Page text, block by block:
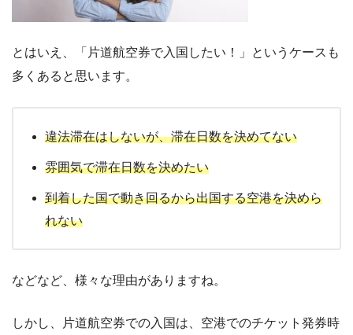
とはいえ、「片道航空券で入国したい！」というケースも
多くあると思います。
違法滞在はしないが、滞在日数を決めてない
雰囲気で滞在日数を決めたい
到着した国で動き回るから出国する空港を決めら
れない
などなど、様々な理由がありますね。
しかし、片道航空券での入国は、空港でのチケット発券時